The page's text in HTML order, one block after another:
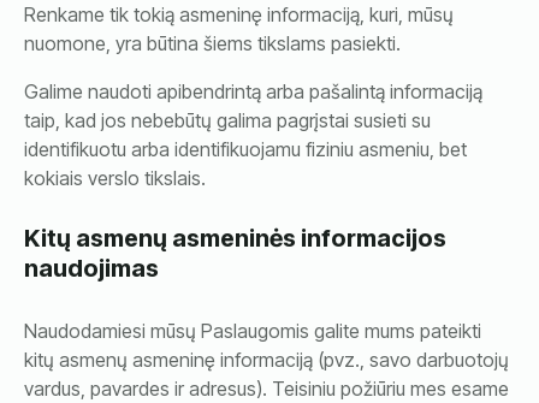
Renkame tik tokią asmeninę informaciją, kuri, mūsų
nuomone, yra būtina šiems tikslams pasiekti.
Galime naudoti apibendrintą arba pašalintą informaciją
taip, kad jos nebebūtų galima pagrįstai susieti su
identifikuotu arba identifikuojamu fiziniu asmeniu, bet
kokiais verslo tikslais.
Kitų asmenų asmeninės informacijos
naudojimas
Naudodamiesi mūsų Paslaugomis galite mums pateikti
kitų asmenų asmeninę informaciją (pvz., savo darbuotojų
vardus, pavardes ir adresus). Teisiniu požiūriu mes esame